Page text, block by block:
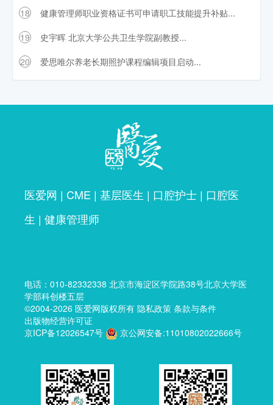
18
健康管理师职业资格证书可申请职工技能提升补贴...
19
史宇晖 北京大学公共卫生学院副教授...
20
爱思唯尔养老长期照护课程编辑项目启动...
医爱网 | CME | 基层医生 | 口腔护士 | 口腔医
生 | 健康管理师
电话： 010-82332338 北京市海淀区学院路38号北京大学医
学部科创楼五层
©2004-2026 医爱网版权所有 隐私政策 条款与条件
出版物经营许可证
京ICP备12026547号
京公网安备:11010802022666号